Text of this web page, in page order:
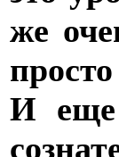
же
И еще